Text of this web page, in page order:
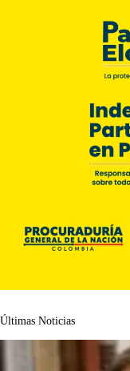
Últimas Noticias